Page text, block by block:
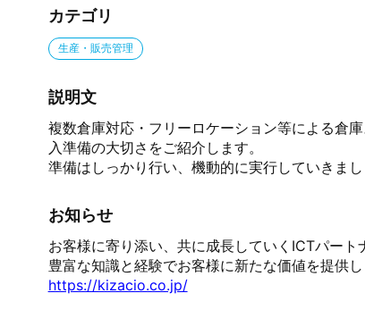
カテゴリ
生産・販売管理
説明文
複数倉庫対応・フリーロケーション等による倉
入準備の大切さをご紹介します。
準備はしっかり行い、機動的に実行していきまし
お知らせ
お客様に寄り添い、共に成長していくICTパート
https://kizacio.co.jp/